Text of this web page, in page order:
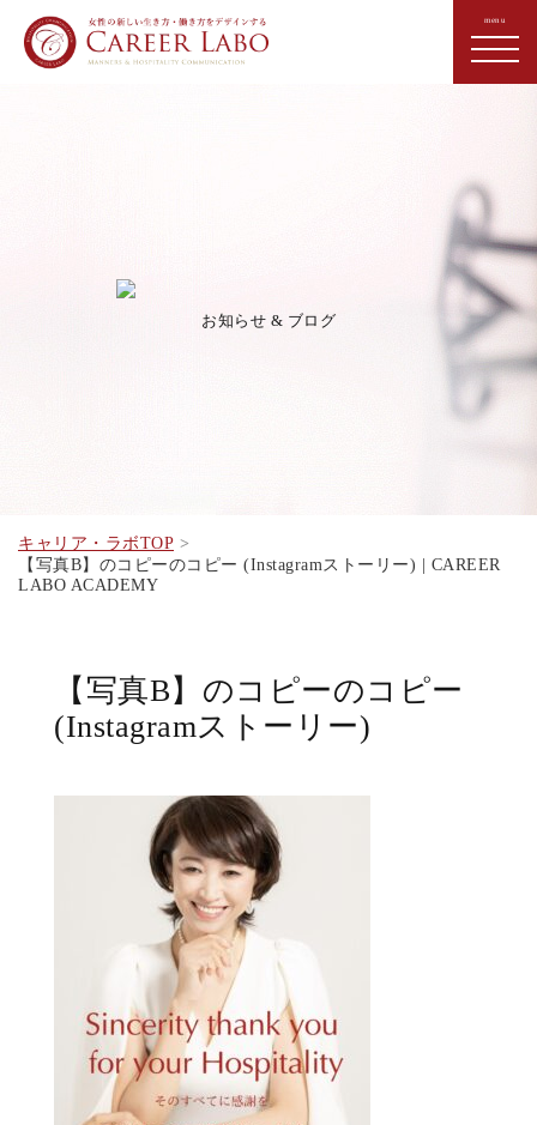
お知らせ & ブログ
キャリア・ラボTOP
【写真B】のコピーのコピー (Instagramストーリー) | CAREER
LABO ACADEMY
【写真B】のコピーのコピー
(Instagramストーリー)